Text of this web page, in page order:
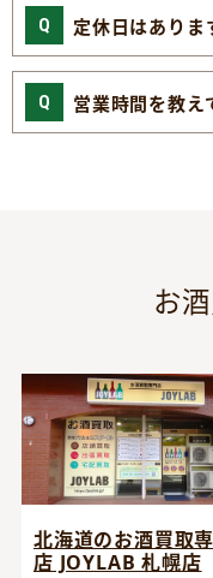
定休日はありま
営業時間を教え
お
北海道のお酒買取
店 JOYLAB 札幌店